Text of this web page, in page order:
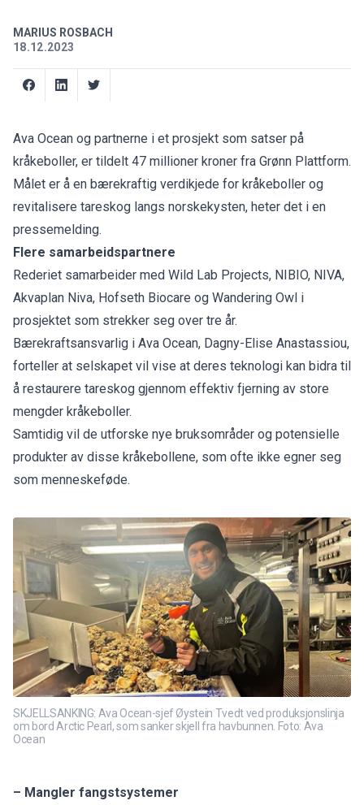
MARIUS ROSBACH
18.12.2023
Ava Ocean og partnerne i et prosjekt som satser på
kråkeboller, er tildelt 47 millioner kroner fra Grønn Plattform.
Målet er å en bærekraftig verdikjede for kråkeboller og
revitalisere tareskog langs norskekysten, heter det i en
pressemelding.
Flere samarbeidspartnere
Rederiet samarbeider med Wild Lab Projects, NIBIO, NIVA,
Akvaplan Niva, Hofseth Biocare og Wandering Owl i
prosjektet som strekker seg over tre år.
Bærekraftsansvarlig i Ava Ocean, Dagny-Elise Anastassiou,
forteller at selskapet vil vise at deres teknologi kan bidra til
å restaurere tareskog gjennom effektiv fjerning av store
mengder kråkeboller.
Samtidig vil de utforske nye bruksområder og potensielle
produkter av disse kråkebollene, som ofte ikke egner seg
som menneskeføde.
SKJELLSANKING: Ava Ocean-sjef Øystein Tvedt ved produksjonslinja
om bord Arctic Pearl, som sanker skjell fra havbunnen. Foto: Ava
Ocean
– Mangler fangstsystemer